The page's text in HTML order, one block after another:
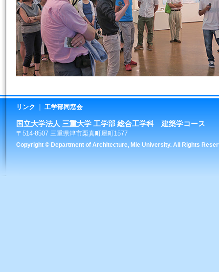
リンク 工学部同窓会
国立大学法人 三重大学 工学部 総合工学科 建築学コース
〒514-8507 三重県津市栗真町屋町1577
Copyright © Department of Architecture, Mie University. All Rights